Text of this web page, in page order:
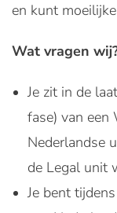
en kunt
Wat vragen
Je zit in de
fase) van een
Nederlandse
de Legal unit
Je bent